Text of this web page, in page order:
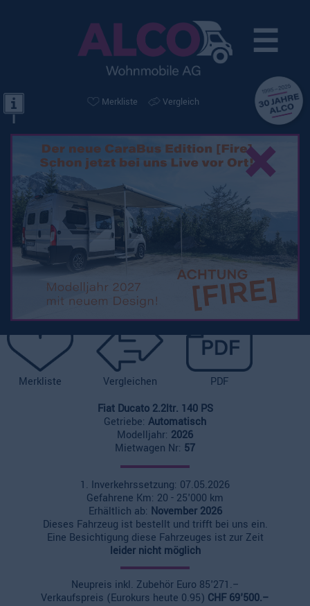
☰
×
Merkliste Vergleich
Knaus Boxlife 540 MQ
Platinum Selection /
Aufstelldach
Merkliste Vergleichen
PDF
Fiat Ducato 2.2ltr. 140 PS
Getriebe: Automatisch
Modelljahr: 2026
Mietwagen Nr: 57
1. Inverkehrssetzung: 07.05.2026
Gefahrene Km: 20 - 25'000 km
Erhältlich ab: November 2026
Dieses Fahrzeug ist bestellt und trifft bei uns ein.
Eine Besichtigung diese Fahrzeuges ist zur Zeit
leider nicht möglich
Neupreis inkl. Zubehör Euro 85'271.–
Verkaufspreis (Eurokurs heute 0.95) CHF 69'500.–